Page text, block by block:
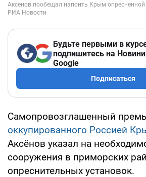
Будьте первыми в
подпишитесь на
Google
Подписаться
Самопровозглашенный
оккупированного Россией
Аксёнов указал на
сооружения в приморских
опреснительных установок.